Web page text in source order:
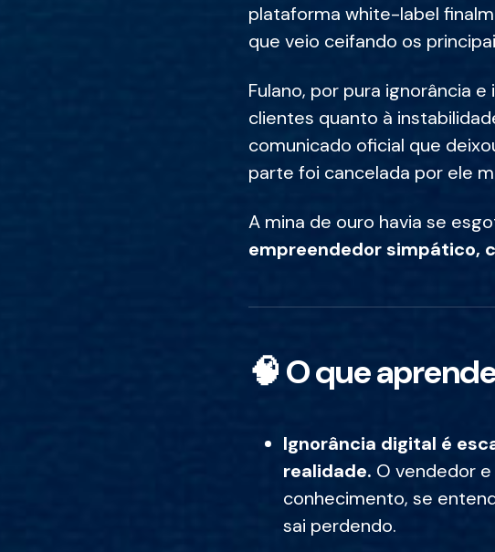
plataforma white-label
que veio ceifando os
Fulano, por pura ignorância
clientes quanto à
comunicado oficial que
parte foi cancelada por ele
A mina de ouro havia se
empreendedor simpático,
🧠 O que
Ignorância digital é
realidade. O vendedor
conhecimento, se
sai perdendo.